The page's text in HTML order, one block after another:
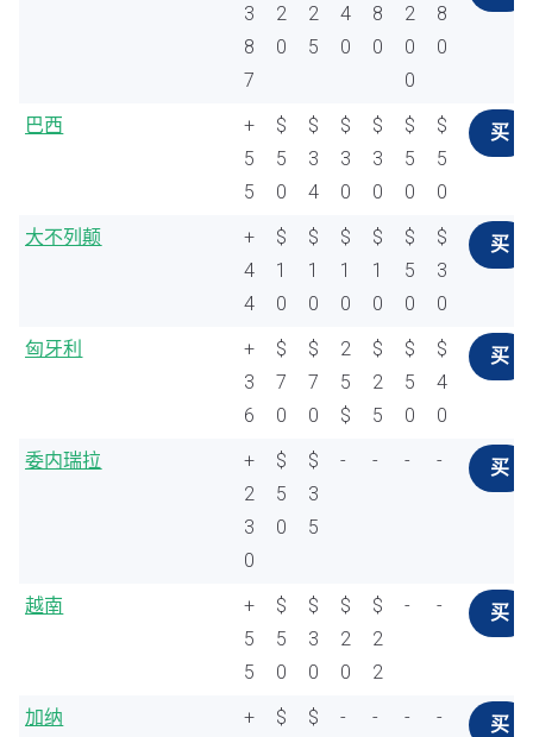
3
8
7
2
0
2
5
4
0
8
0
2
0
0
8
0
巴西
+
5
5
$
5
0
$
3
4
$
3
0
$
3
0
$
5
0
$
5
0
买
大不列颠
+
4
4
$
1
0
$
1
0
$
1
0
$
1
0
$
5
0
$
3
0
买
匈牙利
+
3
6
$
7
0
$
7
0
2
5
$
$
2
5
$
5
0
$
4
0
买
委内瑞拉
+
2
3
0
$
5
0
$
3
5
- - - - 买
越南
+
5
5
$
5
0
$
3
0
$
2
0
$
2
2
- - 买
加纳
+
$
$
- - - - 买